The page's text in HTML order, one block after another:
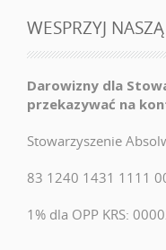
WESPRZYJ
Darowizny dla
przekazywać na
Stowarzyszenie
83 1240 1431 1111
1% dla OPP KRS: